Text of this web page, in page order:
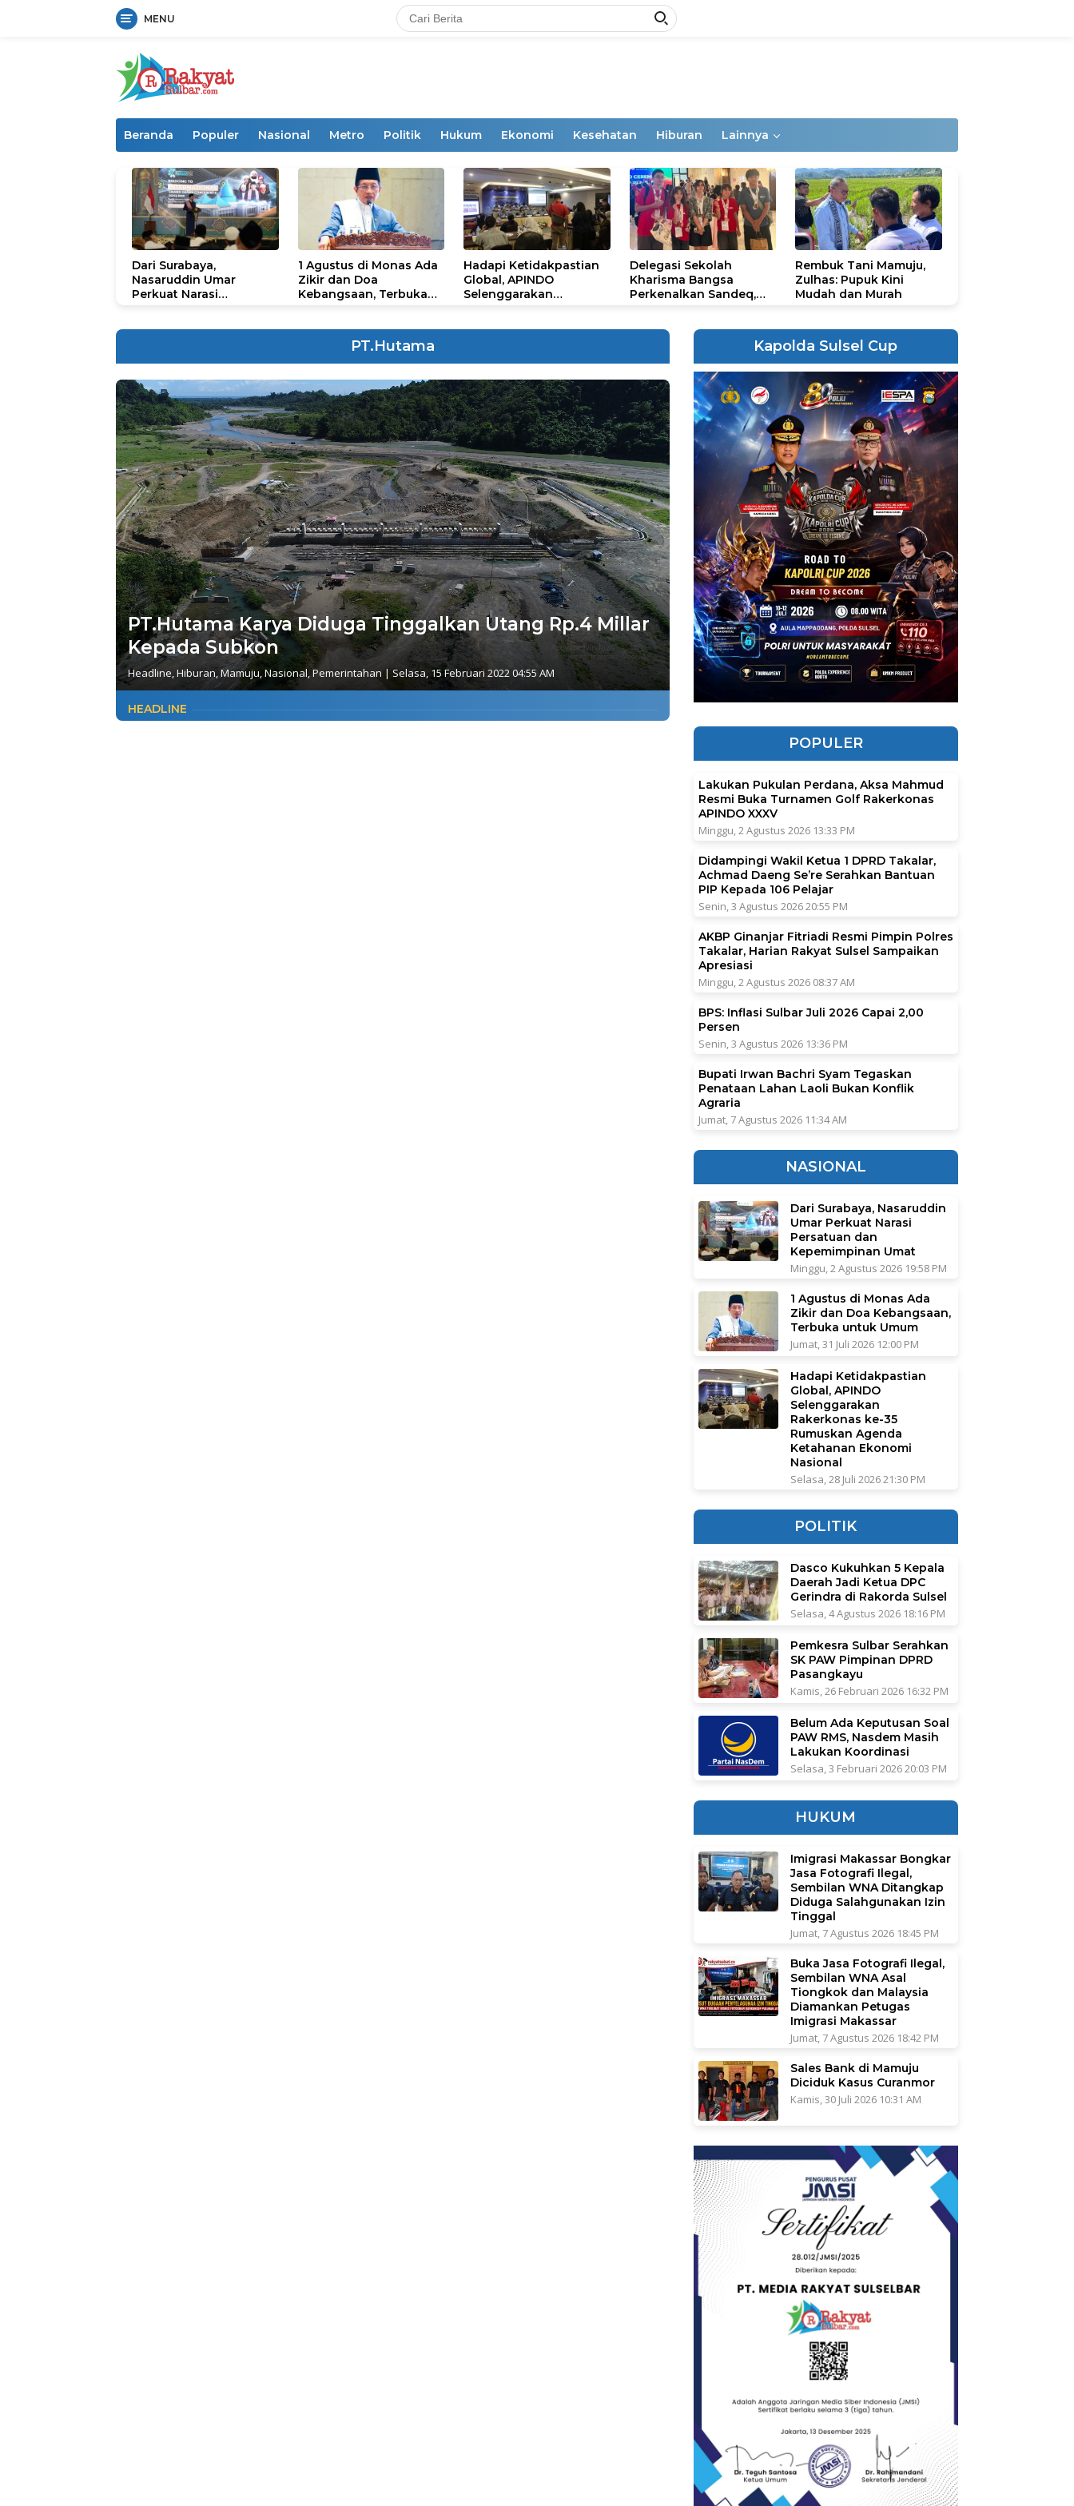
MENU
Beranda Populer Nasional Metro Politik Hukum Ekonomi Kesehatan Hiburan Lainnya
Dari Surabaya,
Nasaruddin Umar
Perkuat Narasi
1 Agustus di Monas Ada
Zikir dan Doa
Kebangsaan, Terbuka
Hadapi Ketidakpastian
Global, APINDO
Selenggarakan
Delegasi Sekolah
Kharisma Bangsa
Perkenalkan Sandeq,
STEAM Olympiad 2026
Rembuk Tani Mamuju,
Zulhas: Pupuk Kini
Mudah dan Murah
PT.Hutama
PT.Hutama Karya Diduga Tinggalkan Utang Rp.4 Millar
Kepada Subkon
Headline,Hiburan,Mamuju,Nasional,Pemerintahan| Selasa, 15 Februari 2022 04:55 AM
HEADLINE
Kapolda Sulsel Cup
POPULER
Lakukan Pukulan Perdana, Aksa Mahmud
Resmi Buka Turnamen Golf Rakerkonas
APINDO XXXV
Minggu, 2 Agustus 2026 13:33 PM
Didampingi Wakil Ketua 1 DPRD Takalar,
Achmad Daeng Se’re Serahkan Bantuan
PIP Kepada 106 Pelajar
Senin, 3 Agustus 2026 20:55 PM
AKBP Ginanjar Fitriadi Resmi Pimpin Polres
Takalar, Harian Rakyat Sulsel Sampaikan
Apresiasi
Minggu, 2 Agustus 2026 08:37 AM
BPS: Inflasi Sulbar Juli 2026 Capai 2,00
Persen
Senin, 3 Agustus 2026 13:36 PM
Bupati Irwan Bachri Syam Tegaskan
Penataan Lahan Laoli Bukan Konflik
Agraria
Jumat, 7 Agustus 2026 11:34 AM
NASIONAL
Dari Surabaya, Nasaruddin
Umar Perkuat Narasi
Persatuan dan
Kepemimpinan Umat
Minggu, 2 Agustus 2026 19:58 PM
1 Agustus di Monas Ada
Zikir dan Doa Kebangsaan,
Terbuka untuk Umum
Jumat, 31 Juli 2026 12:00 PM
Hadapi Ketidakpastian
Global, APINDO
Selenggarakan
Rakerkonas ke-35
Rumuskan Agenda
Ketahanan Ekonomi
Nasional
Selasa, 28 Juli 2026 21:30 PM
POLITIK
Dasco Kukuhkan 5 Kepala
Daerah Jadi Ketua DPC
Gerindra di Rakorda Sulsel
Selasa, 4 Agustus 2026 18:16 PM
Pemkesra Sulbar Serahkan
SK PAW Pimpinan DPRD
Pasangkayu
Kamis, 26 Februari 2026 16:32 PM
Belum Ada Keputusan Soal
PAW RMS, Nasdem Masih
Lakukan Koordinasi
Selasa, 3 Februari 2026 20:03 PM
HUKUM
Imigrasi Makassar Bongkar
Jasa Fotografi Ilegal,
Sembilan WNA Ditangkap
Diduga Salahgunakan Izin
Tinggal
Jumat, 7 Agustus 2026 18:45 PM
Buka Jasa Fotografi Ilegal,
Sembilan WNA Asal
Tiongkok dan Malaysia
Diamankan Petugas
Imigrasi Makassar
Jumat, 7 Agustus 2026 18:42 PM
Sales Bank di Mamuju
Diciduk Kasus Curanmor
Kamis, 30 Juli 2026 10:31 AM